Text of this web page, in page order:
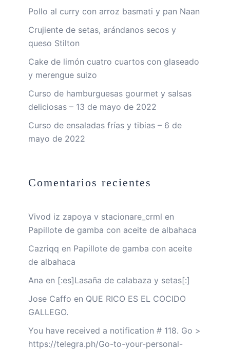
Pollo al curry con arroz basmati y pan Naan
Crujiente de setas, arándanos secos y
queso Stilton
Cake de limón cuatro cuartos con glaseado
y merengue suizo
Curso de hamburguesas gourmet y salsas
deliciosas – 13 de mayo de 2022
Curso de ensaladas frías y tibias – 6 de
mayo de 2022
Comentarios recientes
Vivod iz zapoya v stacionare_crml en
Papillote de gamba con aceite de albahaca
Cazriqq en Papillote de gamba con aceite
de albahaca
Ana en [:es]Lasaña de calabaza y setas[:]
Jose Caffo en QUE RICO ES EL COCIDO
GALLEGO.
You have received a notification # 118. Go >
https://telegra.ph/Go-to-your-personal-